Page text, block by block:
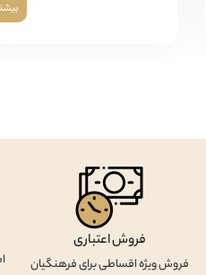
فروش اعتباری
فروش ویژه اقساطی برای فرهنگیان